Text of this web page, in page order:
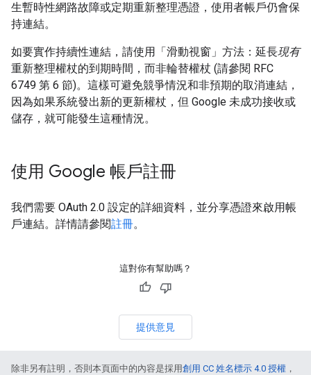
生暫時性網路故障或定期重新整理憑證，使用者帳戶仍會保
持連結。
如要實作持續性連結，請使用「滑動視窗」方法：延長現有
重新整理權杖的到期時間，而非輪替權杖 (請參閱 RFC
6749 第 6 節)。這樣可避免競爭情況和非預期的取消連結，
因為如果系統發出新的更新權杖，但 Google 未成功接收或
儲存，就可能發生這種情況。
使用 Google 帳戶註冊
我們需要 OAuth 2.0 設定的詳細資料，並分享憑證來啟用帳
戶連結。詳情請參閱註冊。
這對你有幫助嗎？
提供意見
除非另有註明，否則本頁面中的內容是採用創用 CC 姓名標示 4.0 授權 ，